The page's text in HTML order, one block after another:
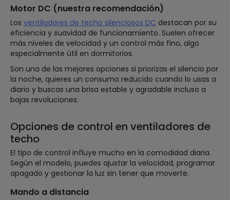
Motor DC (nuestra recomendación)
Los ventiladores de techo silenciosos DC destacan por su
eficiencia y suavidad de funcionamiento. Suelen ofrecer
más niveles de velocidad y un control más fino, algo
especialmente útil en dormitorios.
Son una de las mejores opciones si priorizas el silencio por
la noche, quieres un consumo reducido cuando lo usas a
diario y buscas una brisa estable y agradable incluso a
bajas revoluciones.
Opciones de control en ventiladores de
techo
El tipo de control influye mucho en la comodidad diaria.
Según el modelo, puedes ajustar la velocidad, programar
apagado y gestionar la luz sin tener que moverte.
Mando a distancia